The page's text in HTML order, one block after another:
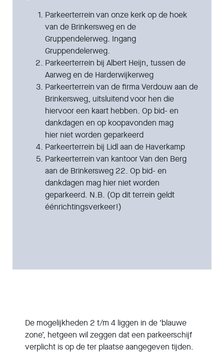
Parkeerterrein van onze kerk op de hoek
van de Brinkersweg en de
Gruppendelerweg. Ingang
Gruppendelerweg.
Parkeerterrein bij Albert Heijn, tussen de
Aarweg en de Harderwijkerweg
Parkeerterrein van de firma Verdouw aan de
Brinkersweg, uitsluitend voor hen die
hiervoor een kaart hebben. Op bid- en
dankdagen en op koopavonden mag
hier niet worden geparkeerd
Parkeerterrein bij Lidl aan de Haverkamp
Parkeerterrein van kantoor Van den Berg
aan de Brinkers­weg 22. Op bid- en
dankdagen mag hier niet worden
geparkeerd. N.B. (Op dit terrein geldt
éénrichtingsverkeer!)
De mogelijkheden 2 t/m 4 liggen in de ‘blauwe
zone’, hetgeen wil zeggen dat een parkeerschijf
verplicht is op de ter plaatse aangegeven tijden.